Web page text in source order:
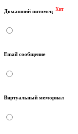
Домашний питомец Хит
Email сообщение
Виртуальный мемориал